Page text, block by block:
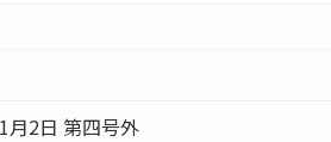
月2日 第四号外